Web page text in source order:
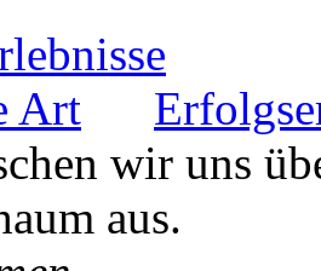
wir uns
aus.